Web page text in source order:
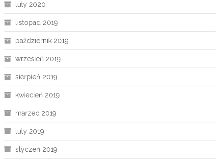
luty 2020
listopad 2019
październik 2019
wrzesień 2019
sierpień 2019
kwiecień 2019
marzec 2019
luty 2019
styczeń 2019